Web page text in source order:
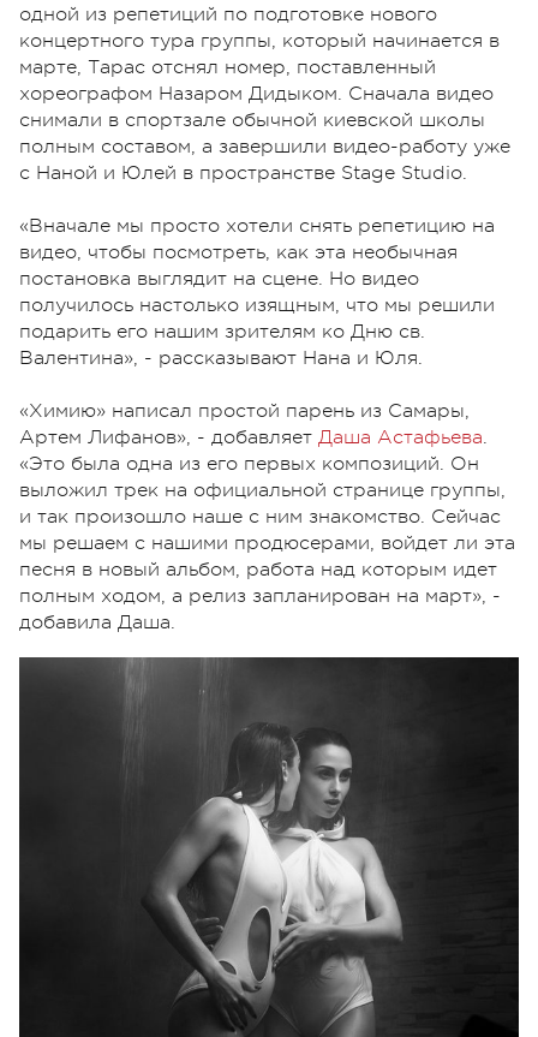
одной из репетиций по подготовке нового
концертного тура группы, который начинается в
марте, Тарас отснял номер, поставленный
хореографом Назаром Дидыком. Сначала видео
снимали в спортзале обычной киевской школы
полным составом, а завершили видео-работу уже
с Наной и Юлей в пространстве Stage Studio.
«Вначале мы просто хотели снять репетицию на
видео, чтобы посмотреть, как эта необычная
постановка выглядит на сцене. Но видео
получилось настолько изящным, что мы решили
подарить его нашим зрителям ко Дню св.
Валентина», - рассказывают Нана и Юля.
«Химию» написал простой парень из Самары,
Артем Лифанов», - добавляет Даша Астафьева.
«Это была одна из его первых композиций. Он
выложил трек на официальной странице группы,
и так произошло наше с ним знакомство. Сейчас
мы решаем с нашими продюсерами, войдет ли эта
песня в новый альбом, работа над которым идет
полным ходом, а релиз запланирован на март», -
добавила Даша.